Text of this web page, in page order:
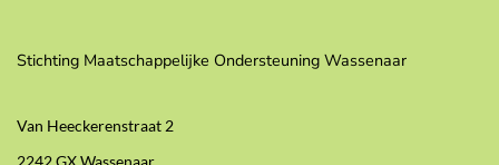
Stichting Maatschappelijke Ondersteuning Wassenaar
Van Heeckerenstraat 2
2242 GX Wassenaar